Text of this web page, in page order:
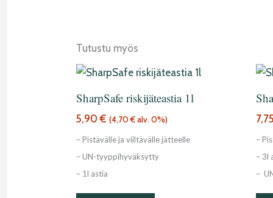
Tutustu myös
SharpSafe riskijäteastia 1l
5,90€ (4,70€alv. 0%)
– Pistävälle ja viiltävälle jätteelle
– UN-tyyppihyväksytty
– 1l astia
–
– 3l
–